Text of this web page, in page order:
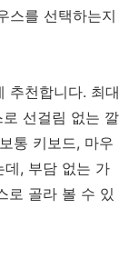
스를 선택하는지
추천합니다. 최대
선걸림 없는 깔
통 키보드, 마우
데, 부담 없는 가
로 골라 볼 수 있